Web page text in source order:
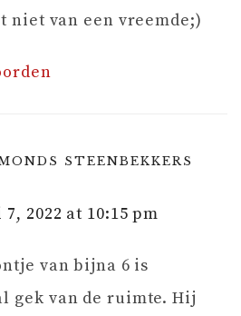
niet van een vreemde;)
STEENBEKKERS
2022 at 10:15 pm
van bijna 6 is
gek van de ruimte. Hij